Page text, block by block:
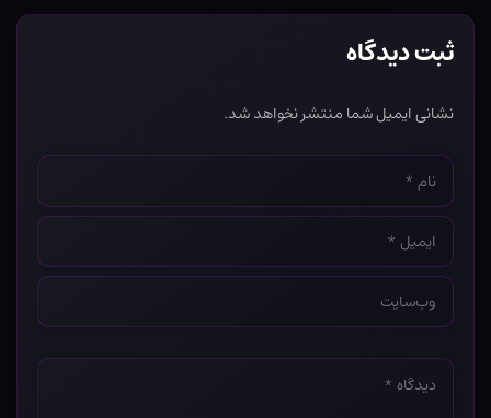
ثبت دیدگاه
نشانی ایمیل شما منتشر نخواهد شد.
نام
*
ایمیل
*
وب‌سایت
*
دیدگاه